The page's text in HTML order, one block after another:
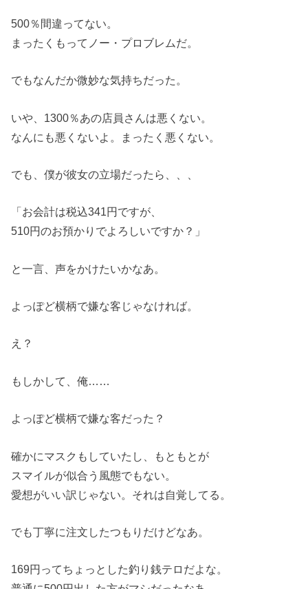
500％間違ってない。
まったくもってノー・プロブレムだ。
でもなんだか微妙な気持ちだった。
いや、1300％あの店員さんは悪くない。
なんにも悪くないよ。まったく悪くない。
でも、僕が彼女の立場だったら、、、
「お会計は税込341円ですが、
510円のお預かりでよろしいですか？」
と一言、声をかけたいかなあ。
よっぽど横柄で嫌な客じゃなければ。
え？
もしかして、俺……
よっぽど横柄で嫌な客だった？
確かにマスクもしていたし、もともとが
スマイルが似合う風態でもない。
愛想がいい訳じゃない。それは自覚してる。
でも丁寧に注文したつもりだけどなあ。
169円ってちょっとした釣り銭テロだよな。